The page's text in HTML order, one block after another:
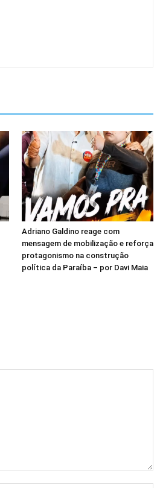
Adriano Galdino reage com
mensagem de mobilização e reforça
protagonismo na construção
política da Paraíba – por Davi Maia